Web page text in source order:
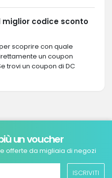
miglior codice sconto
scoprire con quale
un coupon
trovi un coupon di DC
un voucher
offerte da migliaia di negozi
ISCRIVITI